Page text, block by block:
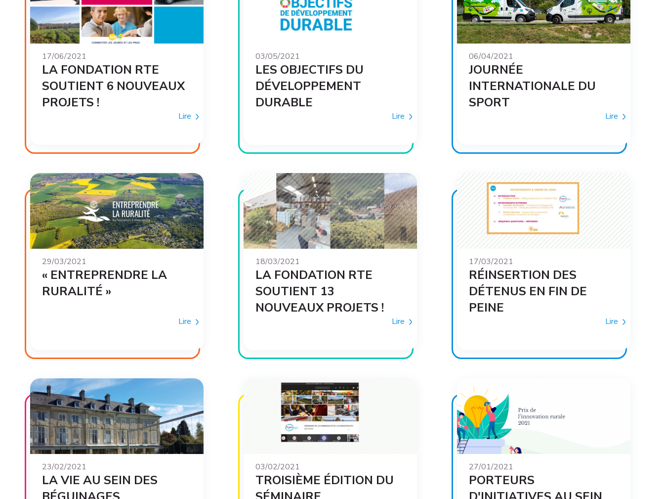
17/06/2021
LA FONDATION RTE
SOUTIENT 6 NOUVEAUX
PROJETS !
Lire
03/05/2021
LES OBJECTIFS DU
DÉVELOPPEMENT
DURABLE
Lire
06/04/2021
JOURNÉE
INTERNATIONALE DU
SPORT
Lire
29/03/2021
« ENTREPRENDRE LA
RURALITÉ »
Lire
18/03/2021
LA FONDATION RTE
SOUTIENT 13
NOUVEAUX PROJETS !
Lire
17/03/2021
RÉINSERTION DES
DÉTENUS EN FIN DE
PEINE
Lire
23/02/2021
LA VIE AU SEIN DES
03/02/2021
TROISIÈME ÉDITION DU
27/01/2021
PORTEURS